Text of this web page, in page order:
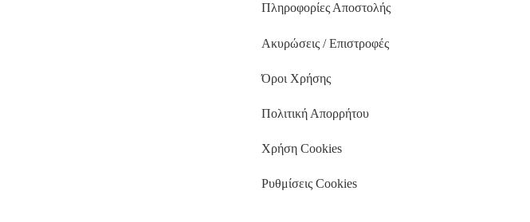
Πληροφορίες Αποστολής
Ακυρώσεις / Επιστροφές
Όροι Χρήσης
Πολιτική Απορρήτου
Χρήση Cookies
Ρυθμίσεις Cookies